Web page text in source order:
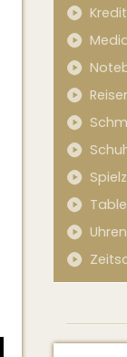
Uhren